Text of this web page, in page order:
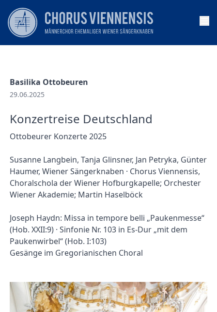
Basilika Ottobeuren
29.06.2025
Konzertreise Deutschland
Ottobeurer Konzerte 2025
Susanne Langbein, Tanja Glinsner, Jan Petryka, Günter
Haumer, Wiener Sängerknaben · Chorus Viennensis,
Choralschola der Wiener Hofburgkapelle; Orchester
Wiener Akademie; Martin Haselböck
Joseph Haydn: Missa in tempore belli „Paukenmesse“
(Hob. XXII:9) · Sinfonie Nr. 103 in Es-Dur „mit dem
Paukenwirbel“ (Hob. I:103)
Gesänge im Gregorianischen Choral